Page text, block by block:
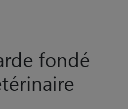
fondé